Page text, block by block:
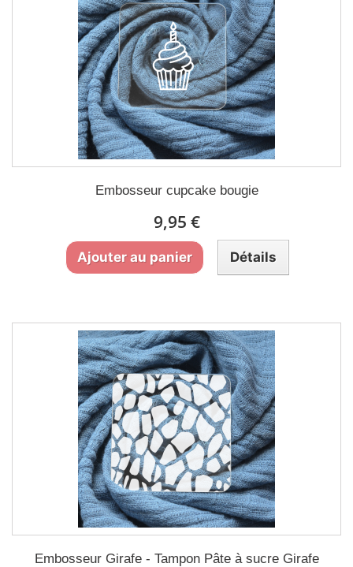
Embosseur cupcake bougie
9,95 €
Ajouter au panier Détails
Embosseur Girafe - Tampon Pâte à sucre Girafe